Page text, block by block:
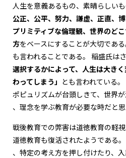
人生を意義あるもの、素晴らしいも
公正、公平、努力、謙虚、正直、
プリミティブな倫理観、世界のど
方をベースにすることが大切であ
も言われることである。 稲盛氏は
選択するかによって、人生は大き
わってしまう」 とも言われている
ポピュリズムが台頭しきて、世界
、理念を学ぶ教育が必要な時だと思
戦後教育での弊害は道徳教育の軽
道徳教育も復活されたようである
、特定の考え方を押し付けたり、